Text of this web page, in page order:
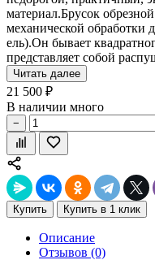
материал.Брусок
механической обработки
ель).Он бывает
представляет собой
Читать далее
21 500 ₽
В наличии много
−
Купить Купить в 1 клик
Описание
Отзывов (0)